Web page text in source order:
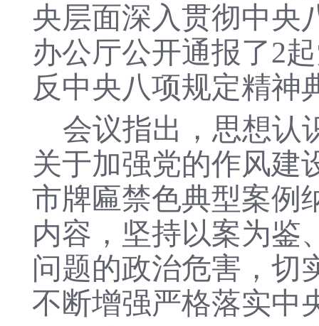
央层面深入贯彻中央
办公厅公开通报了2
反中央八项规定精神
会议指出，思想认
关于加强党的作风建
市牌匾禁色典型案例
内容， 坚持以案为鉴
问题的政治危害，切
不断增强严格落实中